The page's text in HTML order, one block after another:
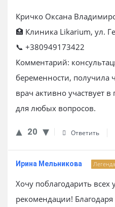
Кричко Оксана
🏥 Клиника Likarium, ул.
📞 +380949173422
Комментарий:
беременности, получила
врач активно участвует в
для любых вопросов.
20 Ответить
Ирина Мельникова Легенда
Хочу поблагодарить
рекомендации!